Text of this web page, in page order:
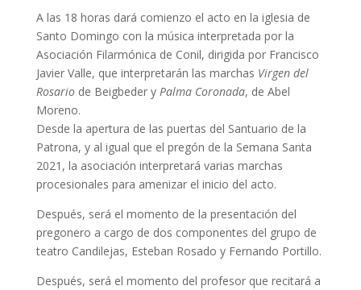
A las 18 horas dará comienzo el acto en la iglesia de
Santo Domingo con la música interpretada por la
Asociación Filarmónica de Conil, dirigida por Francisco
Javier Valle, que interpretarán las marchas Virgen del
Rosario de Beigbeder y Palma Coronada, de Abel
Moreno.
Desde la apertura de las puertas del Santuario de la
Patrona, y al igual que el pregón de la Semana Santa
2021, la asociación interpretará varias marchas
procesionales para amenizar el inicio del acto.
Después, será el momento de la presentación del
pregonero a cargo de dos componentes del grupo de
teatro Candilejas, Esteban Rosado y Fernando Portillo.
Después, será el momento del profesor que recitará a